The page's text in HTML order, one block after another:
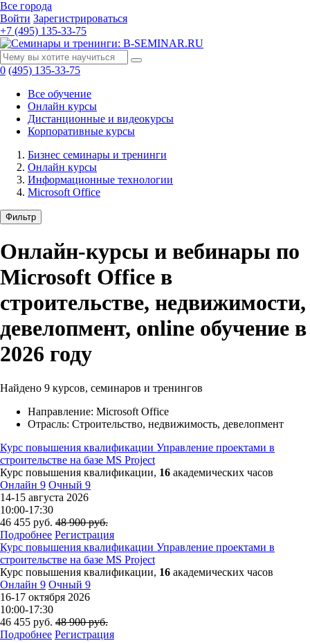
Все города
Войти Зарегистрироваться
+7 (495) 135-33-75
0 (495) 135-33-75
Все обучение
Онлайн курсы
Дистанционные и видеокурсы
Корпоративные курсы
Бизнес семинары и тренинги
Онлайн курсы
Информационные технологии
Microsoft Office
Фильтр
Онлайн-курсы и вебинары по
Microsoft Office в
строительстве, недвижимости,
девелопмент, online обучение в
2026 году
Найдено 9 курсов, семинаров и тренингов
Направление: Microsoft Office
Отрасль: Строительство, недвижимость, девелопмент
Курс повышения квалификации Управление проектами в
строительстве на базе MS Project
Курс повышения квалификации, 16 академических часов
Онлайн 9 Очный 9
14-15 августа 2026
10:00-17:30
46 455 руб. 48 900руб.
Подробнее Регистрация
Курс повышения квалификации Управление проектами в
строительстве на базе MS Project
Курс повышения квалификации, 16 академических часов
Онлайн 9 Очный 9
16-17 октября 2026
10:00-17:30
46 455 руб. 48 900руб.
Подробнее Регистрация